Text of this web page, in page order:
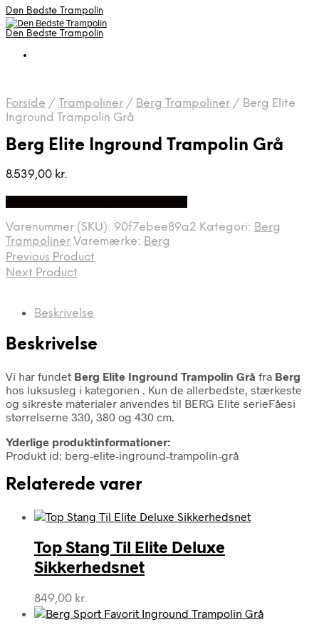
Den Bedste Trampolin
Den Bedste Trampolin
Forside / Trampoliner / Berg Trampoliner / Berg Elite
Inground Trampolin Grå
Berg Elite Inground Trampolin Grå
8.539,00 kr.
Varenummer (SKU): 90f7ebee89a2 Kategori: Berg
Trampoliner Varemærke: Berg
Previous Product
Next Product
Beskrivelse
Beskrivelse
Vi har fundet Berg Elite Inground Trampolin Grå fra Berg
hos luksusleg i kategorien . Kun de allerbedste, stærkeste
og sikreste materialer anvendes til BERG Elite serieFåesi
størrelserne 330, 380 og 430 cm.
Yderlige produktinformationer:
Produkt id: berg-elite-inground-trampolin-grå
Relaterede varer
Top Stang Til Elite Deluxe
Sikkerhedsnet
849,00 kr.